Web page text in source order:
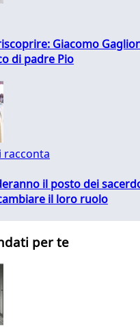
Giacomo
di padre Pio
racconta
il posto dei
il loro ruolo
per te